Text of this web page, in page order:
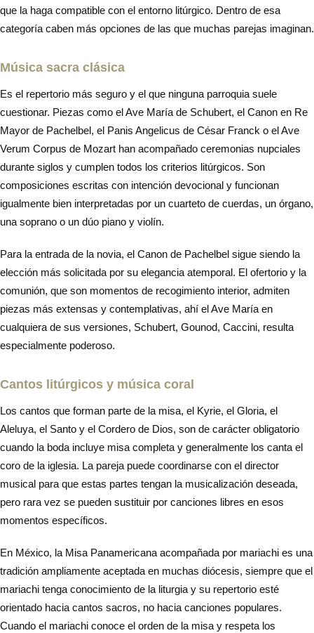
que la haga compatible con el entorno litúrgico. Dentro de esa
categoría caben más opciones de las que muchas parejas imaginan.
Música sacra clásica
Es el repertorio más seguro y el que ninguna parroquia suele
cuestionar. Piezas como el Ave María de Schubert, el Canon en Re
Mayor de Pachelbel, el Panis Angelicus de César Franck o el Ave
Verum Corpus de Mozart han acompañado ceremonias nupciales
durante siglos y cumplen todos los criterios litúrgicos. Son
composiciones escritas con intención devocional y funcionan
igualmente bien interpretadas por un cuarteto de cuerdas, un órgano,
una soprano o un dúo piano y violín.
Para la entrada de la novia, el Canon de Pachelbel sigue siendo la
elección más solicitada por su elegancia atemporal. El ofertorio y la
comunión, que son momentos de recogimiento interior, admiten
piezas más extensas y contemplativas, ahí el Ave María en
cualquiera de sus versiones, Schubert, Gounod, Caccini, resulta
especialmente poderoso.
Cantos litúrgicos y música coral
Los cantos que forman parte de la misa, el Kyrie, el Gloria, el
Aleluya, el Santo y el Cordero de Dios, son de carácter obligatorio
cuando la boda incluye misa completa y generalmente los canta el
coro de la iglesia. La pareja puede coordinarse con el director
musical para que estas partes tengan la musicalización deseada,
pero rara vez se pueden sustituir por canciones libres en esos
momentos específicos.
En México, la Misa Panamericana acompañada por mariachi es una
tradición ampliamente aceptada en muchas diócesis, siempre que el
mariachi tenga conocimiento de la liturgia y su repertorio esté
orientado hacia cantos sacros, no hacia canciones populares.
Cuando el mariachi conoce el orden de la misa y respeta los